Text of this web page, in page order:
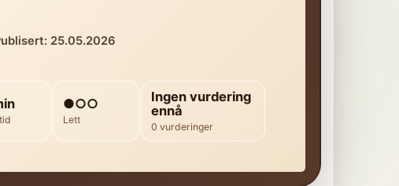
25.05.2026
●○○
Lett
Ingen vurdering
ennå
0 vurderinger